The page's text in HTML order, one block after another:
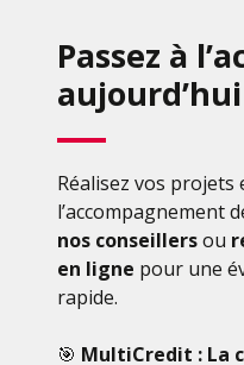
Passez à
Réalisez vos
l’accompagnement
nos conseillersou
en ligne pour une
rapide.
🎯 MultiCredit : La